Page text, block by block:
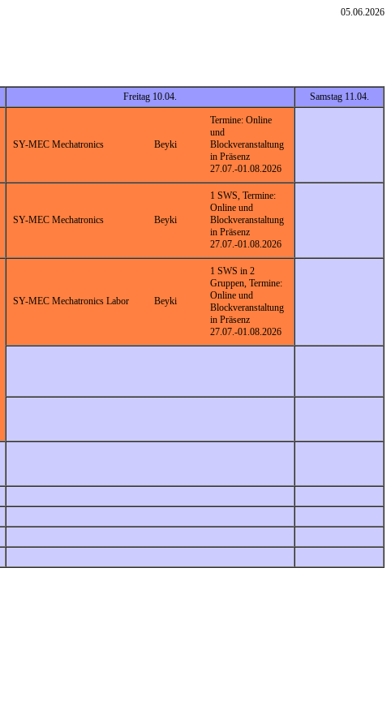
05.06.2026
Freitag 10.04. Samstag 11.04.
SY-MEC Mechatronics Beyki
Termine: Online
und
Blockveranstaltung
in Präsenz
27.07.-01.08.2026
SY-MEC Mechatronics Beyki
1 SWS, Termine:
Online und
Blockveranstaltung
in Präsenz
27.07.-01.08.2026
SY-MEC Mechatronics Labor Beyki
1 SWS in 2
Gruppen, Termine:
Online und
Blockveranstaltung
in Präsenz
27.07.-01.08.2026